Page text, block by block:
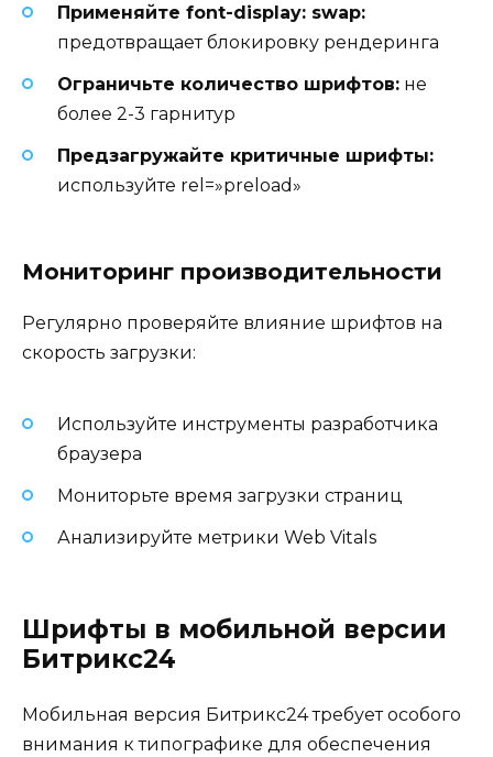
Применяйте font-display: swap:
предотвращает блокировку рендеринга
Ограничьте количество шрифтов: не
более 2-3 гарнитур
Предзагружайте критичные шрифты:
используйте rel=»preload»
Мониторинг производительности
Регулярно проверяйте влияние шрифтов на
скорость загрузки:
Используйте инструменты разработчика
браузера
Мониторьте время загрузки страниц
Анализируйте метрики Web Vitals
Шрифты в мобильной версии
Битрикс24
Мобильная версия Битрикс24 требует особого
внимания к типографике для обеспечения